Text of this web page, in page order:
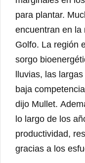
para plantar.
encuentran en la
Golfo. La región
sorgo
lluvias, las
baja
dijo Mullet.
lo largo de los
productividad,
gracias a los